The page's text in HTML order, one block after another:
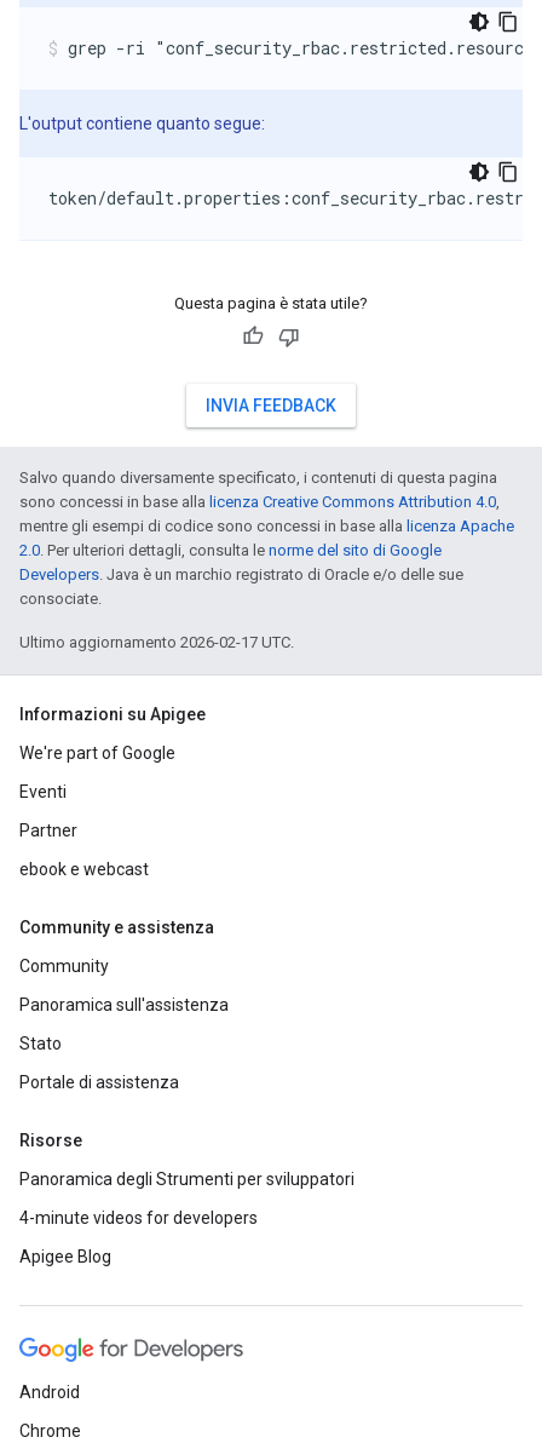
grep -ri
L'output contiene quanto segue:
token/
Questa pagina è stata utile?
INVIA FEEDBACK
Salvo quando diversamente specificato, i contenuti di questa pagina
sono concessi in base alla licenza Creative Commons Attribution 4.0,
mentre gli esempi di codice sono concessi in base alla licenza Apache
2.0. Per ulteriori dettagli, consulta le norme del sito di Google
Developers. Java è un marchio registrato di Oracle e/o delle sue
consociate.
Ultimo aggiornamento 2026-02-17 UTC.
Informazioni su Apigee
We're part of Google
Eventi
Partner
ebook e webcast
Community e assistenza
Community
Panoramica sull'assistenza
Stato
Portale di assistenza
Risorse
Panoramica degli Strumenti per sviluppatori
4-minute videos for developers
Apigee Blog
Android
Chrome